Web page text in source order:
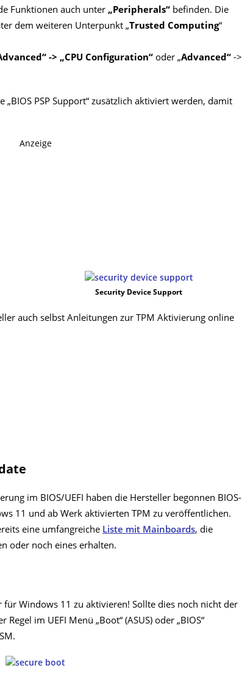
Funktionen auch unter „Peripherals“ befinden. Die
dem weiteren Unterpunkt „Trusted Computing“
-> „CPU Configuration“ oder „Advanced“ ->
PSP Support“ zusätzlich aktiviert werden, damit
Anzeige
Security Device Support
auch selbst Anleitungen zur TPM Aktivierung online
im BIOS/UEFI haben die Hersteller begonnen BIOS-
11 und ab Werk aktivierten TPM zu veröffentlichen.
eine umfangreiche Liste mit Mainboards, die
oder noch eines erhalten.
Windows 11 zu aktivieren! Sollte dies noch nicht der
im UEFI Menü „Boot“ (ASUS) oder „BIOS“